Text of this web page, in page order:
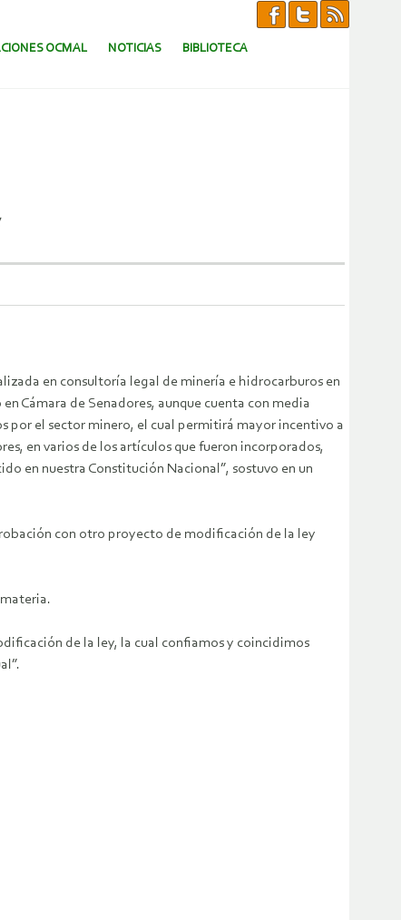
OCMAL NOTICIAS BIBLIOTECA
en consultoría legal de minería e hidrocarburos en
Cámara de Senadores, aunque cuenta con media
por el sector minero, el cual permitirá mayor incentivo a
en varios de los artículos que fueron incorporados,
en nuestra Constitución Nacional”, sostuvo en un
con otro proyecto de modificación de la ley
de la ley, la cual confiamos y coincidimos